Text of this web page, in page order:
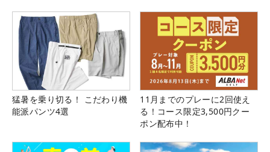
猛暑を乗り切る！ こだわり機
能派パンツ4選
11月までのプレーに2回使え
る！コース限定3,500円クー
ポン配布中！